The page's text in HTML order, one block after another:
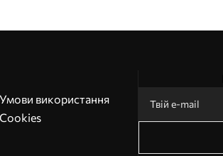
Умови використання
Cookies